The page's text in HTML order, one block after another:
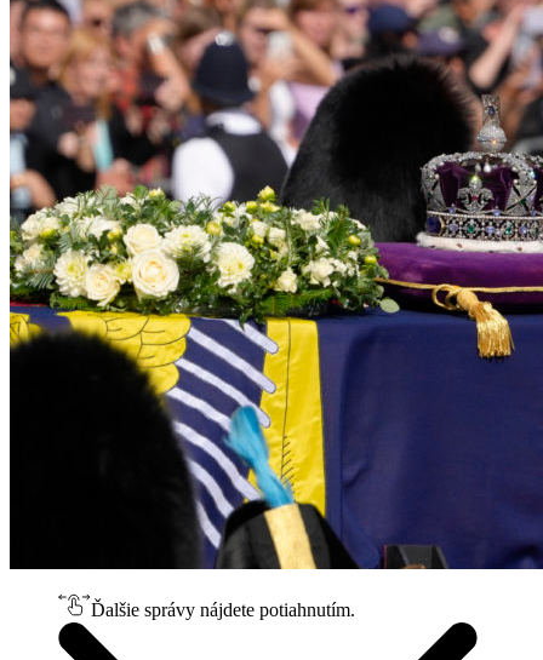
Ďalšie správy nájdete potiahnutím.